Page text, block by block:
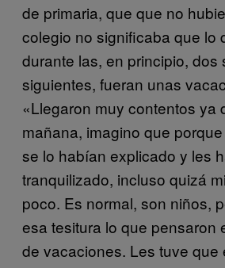
de primaria, que que no
colegio no significaba que lo
durante las, en principio, dos
siguientes, fueran unas
«Llegaron muy contentos ya
mañana, imagino que
se lo habían explicado y les
tranquilizado, incluso quizá
poco. Es normal, son niños,
esa tesitura lo que pensaron
de vacaciones. Les tuve que